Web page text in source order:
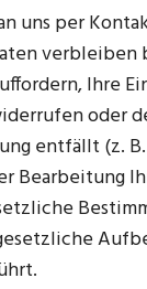
uns per
verbleiben
Ihre
oder
entfällt (z.
Bearbeitung